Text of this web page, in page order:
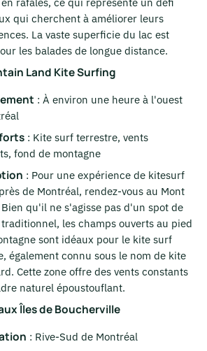
qui cherchent à améliorer leurs
La vaste superficie du lac est
les balades de longue distance.
Land Kite Surfing
: À environ une heure à l'ouest
: Kite surf terrestre, vents
fond de montagne
: Pour une expérience de kitesurf
de Montréal, rendez-vous au Mont
qu'il ne s'agisse pas d'un spot de
les champs ouverts au pied
sont idéaux pour le kite surf
également connu sous le nom de kite
Cette zone offre des vents constants
naturel époustouflant.
Îles de Boucherville
: Rive-Sud de Montréal